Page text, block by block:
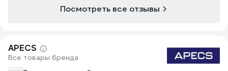
по функциям уточняйте у
Посмотреть все отзывы
APECS
Все товары бренда